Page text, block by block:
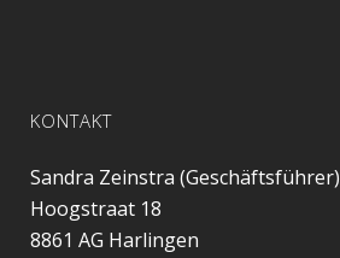
KONTAKT
Sandra Zeinstra (Geschäftsführer)
Hoogstraat 18
8861 AG Harlingen